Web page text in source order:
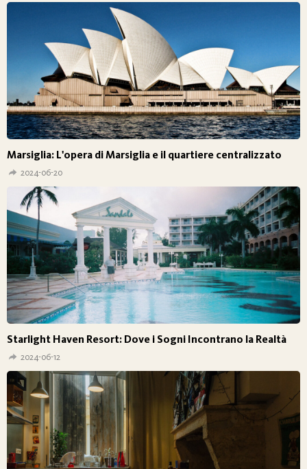
Marsiglia: L'opera di Marsiglia e il quartiere centralizzato
2024-06-20
Starlight Haven Resort: Dove i Sogni Incontrano la Realtà
2024-06-12